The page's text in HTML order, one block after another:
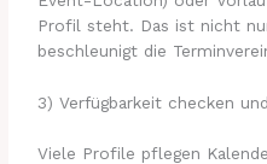
Profil steht. Das ist nicht
beschleunigt die
3) Verfügbarkeit checken
Viele Profile pflegen